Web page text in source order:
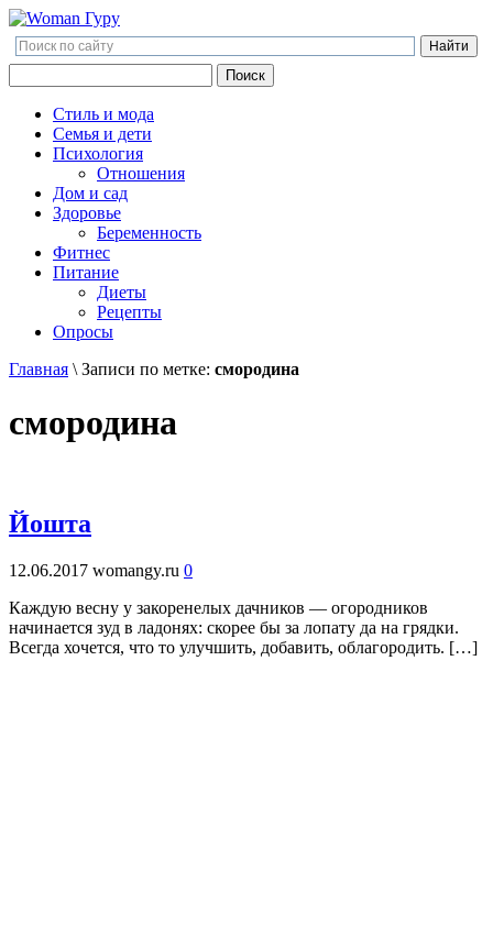
Поиск
Стиль и мода
Семья и дети
Психология
Отношения
Дом и сад
Здоровье
Беременность
Фитнес
Питание
Диеты
Рецепты
Опросы
Главная \ Записи по метке: смородина
смородина
Йошта
12.06.2017 womangy.ru 0
Каждую весну у закоренелых дачников — огородников
начинается зуд в ладонях: скорее бы за лопату да на грядки.
Всегда хочется, что то улучшить, добавить, облагородить. […]